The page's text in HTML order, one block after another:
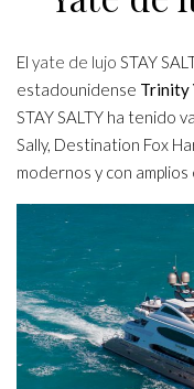
El yate de lujo STAY
estadounidense Trinity
STAY SALTY ha tenido
Sally, Destination Fox
modernos y con amplios